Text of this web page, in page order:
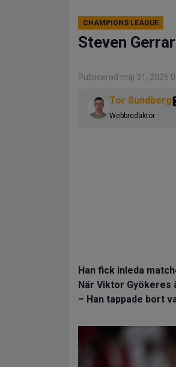
CHAMPIONS LEAGUE
Steven
Publicerad maj 31, 2026
Tor Sundberg
Webbredaktör
Han fick inleda
När Viktor Gyökeres
– Han tappade bort